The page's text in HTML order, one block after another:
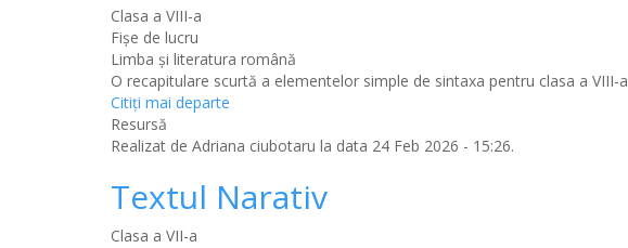
Clasa a VIII-a
Fișe de lucru
Limba şi literatura română
O recapitulare scurtă a elementelor simple de sintaxa pentru clasa a VIII-a
Citiţi mai departe
Resursă
Realizat de Adriana ciubotaru la data 24 Feb 2026 - 15:26.
Textul Narativ
Clasa a VII-a